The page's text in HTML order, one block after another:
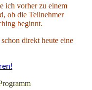
ich vorher zu einem
ob die Teilnehmer
beginnt.
direkt heute eine